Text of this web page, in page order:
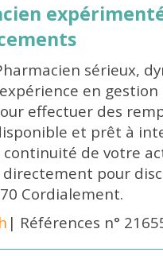
sérieux,
en
effectuer des
et prêt à
continuité de votre
pour
Cordialement.
| Références n°